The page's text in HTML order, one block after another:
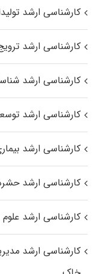
کارشناسی ارشد
کارشناسی ارشد
کارشناسی ارشد
کارشناسی ارشد
کارشناسی ارشد
کارشناسی ارشد
کارشناسی ارشد
کارشناسی ارشد